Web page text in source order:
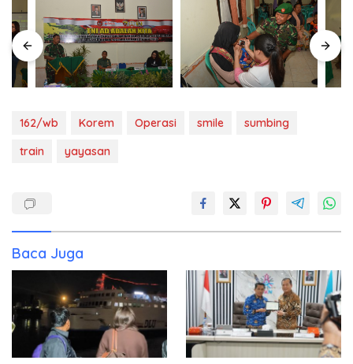
162/wb Korem Operasi smile
sumbing
train
yayasan
Baca Juga